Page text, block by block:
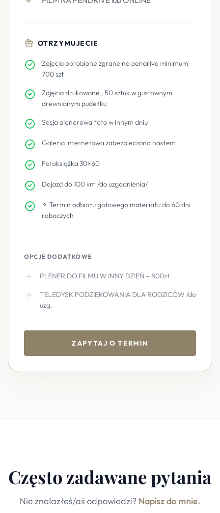
OTRZYMUJECIE
Zdjęcia obrobione zgrane na pendrive minimum
700 szt
Zdjęcia drukowane , 50 sztuk w gustownym
drewnianym pudełku
Sesja plenerowa foto w innym dniu
Galeria internetowa zabezpieczona hasłem
Fotoksiążka 30×60
Dojazd do 100 km /do uzgodnienia/
⚬ Termin odbioru gotowego materiału do 60 dni
roboczych
OPCJE DODATKOWE
PLENER DO FILMU W INNY DZIEŃ – 800zł
TELEDYSK PODZIĘKOWANIA DLA RODZICÓW /do
uzg.
ZAPYTAJ O TERMIN
Często zadawane pytania
Nie znalazłeś/aś odpowiedzi? Napisz do mnie.